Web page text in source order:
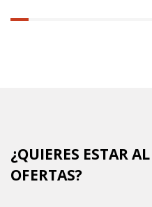
6.25%
¿QUIERES ESTAR
OFERTAS?